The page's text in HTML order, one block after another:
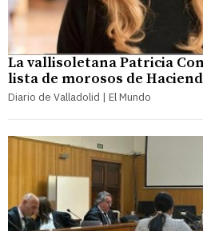
La vallisoletana Patricia
lista de morosos de
Diario de Valladolid | El Mundo